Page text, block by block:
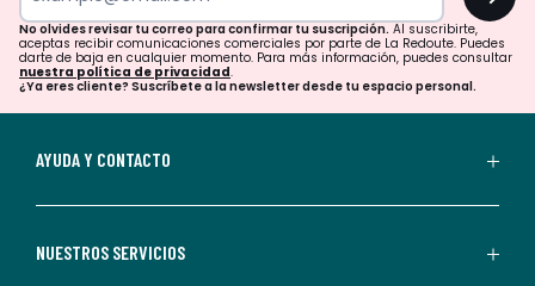
para
confirmar
tu
suscripción.
aceptas
No olvides revisar tu correo para confirmar tu suscripción. Al suscribirte,
aceptas recibir comunicaciones comerciales por parte de La Redoute. Puedes
darte de baja en cualquier momento. Para más información, puedes consultar
nuestra política de privacidad.
¿Ya eres cliente? Suscríbete a la newsletter desde tu espacio personal.
AYUDA Y CONTACTO
NUESTROS SERVICIOS